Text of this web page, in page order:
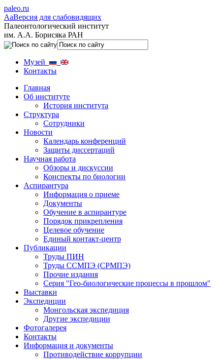
paleo.ru
AaВерсия для слабовидящих
Палеонтологический институт
им. А.А. Борисяка РАН
Музей
Контакты
Главная
Об институте
История института
Структура
Сотрудники
Новости
Календарь конференций
Защиты диссертаций
Научная работа
Обзоры и дискуссии
Конспекты по биологии
Аспирантура
Информация о приеме
Документы
Обучение в аспирантуре
Порядок прикрепления
Целевое обучение
Единый контакт-центр
Публикации
Труды ПИН
Труды ССМПЭ (СРМПЭ)
Прочие издания
Серия "Гео-биологические процессы в прошлом"
Выставки
Экспедиции
Монгольская экспедиция
Другие экспедиции
Фотогалерея
Контакты
Информация и документы
Противодействие коррупции